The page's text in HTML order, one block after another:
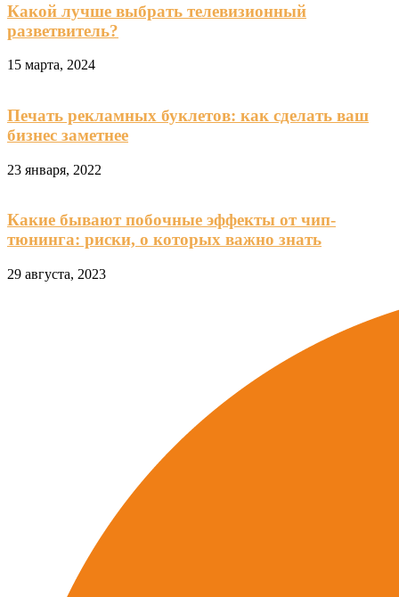
Какой лучше выбрать телевизионный
разветвитель?
15 марта, 2024
Печать рекламных буклетов: как сделать ваш
бизнес заметнее
23 января, 2022
Какие бывают побочные эффекты от чип-
тюнинга: риски, о которых важно знать
29 августа, 2023